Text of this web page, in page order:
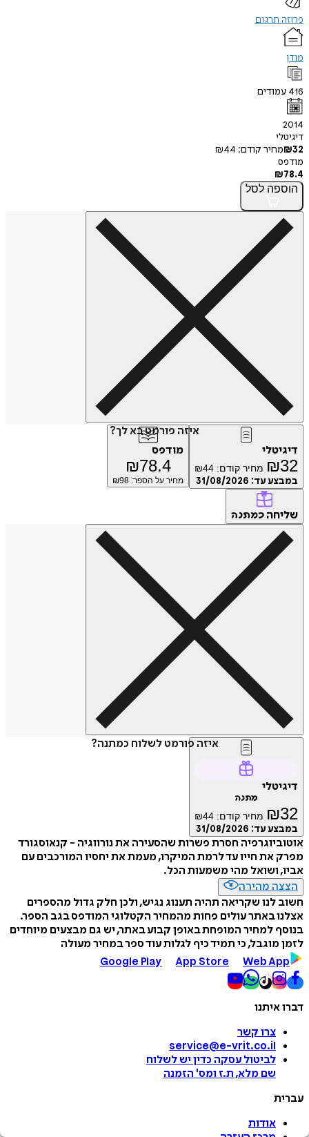
פרוזה תרגום
מודן
416 עמודים
2014
דיגיטלי
₪32 מחיר קודם: ₪44
מודפס
₪78.4
הוספה לסל
איזה פורמט בא לך?
דיגיטלי
₪32 מחיר קודם: ₪44
במבצע עד: 31/08/2026
מודפס
₪78.4
מחיר על הספר: ₪ 98
שליחה כמתנה
איזה פורמט לשלוח כמתנה?
דיגיטלי
מתנה
₪32 מחיר קודם: ₪44
במבצע עד: 31/08/2026
אוטוביוגרפיה חסרת פשרות שהסעירה את נורווגיה - קנאוסגורד
מפרק את חייו עד לרמת המיקרו, מעמת את יחסיו המורכבים עם
אביו, ושואל מהי משמעות הכל.
הצצה מהירה
חשוב לנו שקריאה תהיה תענוג נגיש, ולכן חלק גדול מהספרים
אצלנו באתר עולים פחות מהמחיר הקטלוגי המודפס בגב הספר.
בנוסף למחיר המופחת באופן קבוע באתר, יש גם מבצעים מיוחדים
לזמן מוגבל, כי תמיד כיף לגלות עוד ספר במחיר מעולה
Google Play
App Store Web App
דברו איתנו
צרו קשר
service@e-vrit.co.il
לביטול עסקה כדין יש לשלוח
שם מלא, ת.ז ומס' הזמנה
עברית
אודות